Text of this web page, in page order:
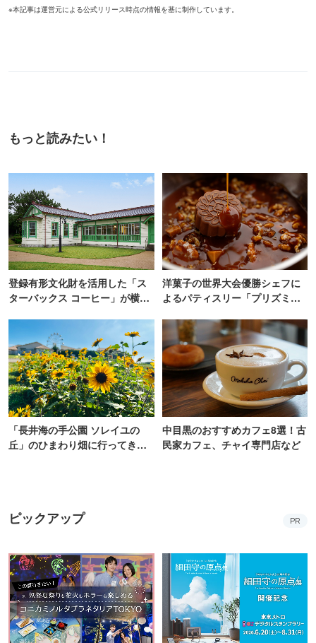
※本記事は運営元による公式リリース時点の情報を基に制作しています。
もっと読みたい！
登録有形文化財を活用した「ス
ターバックス コーヒー」が横
洋菓子の世界大会優勝シェフに
よるパティスリー「プリズミッ
「長井海の手公園 ソレイユの
丘」のひまわり畑に行ってき
中目黒のおすすめカフェ8選！古
民家カフェ、チャイ専門店など
ピックアップ PR